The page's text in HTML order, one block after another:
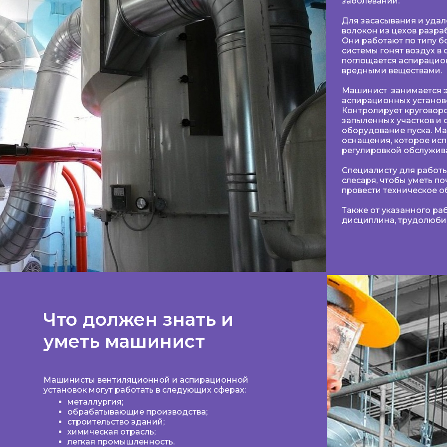
Для засасывания и
волокон из цехов
Они работают по типу
системы гонят воздух
поглощается
вредными веществами.
Машинист занимается
аспирационных
Контролирует
запыленных участков и
оборудование пуска.
оснащения, которое
регулировкой
Специалисту для
слесаря, чтобы уметь
провести техническое
Также от указанного
дисциплина,
Что должен знать и
уметь машинист
Машинисты вентиляционной и аспирационной
установок могут работать в следующих сферах:
металлургия;
обрабатывающие производства;
строительство зданий;
химическая отрасль;
легкая промышленность.